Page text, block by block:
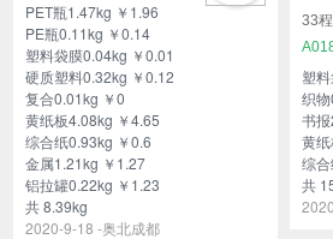
PET瓶1.47kg ￥1.96
PE瓶0.11kg ￥0.14
塑料袋膜0.04kg ￥0.01
硬质塑料0.32kg ￥0.12
复合0.01kg ￥0
黄纸板4.08kg ￥4.65
综合纸0.93kg ￥0.6
金属1.21kg ￥1.27
铝拉罐0.22kg ￥1.23
共 8.39kg
2020-9-18 -奥北成都
33
塑
织
书
黄
综
共